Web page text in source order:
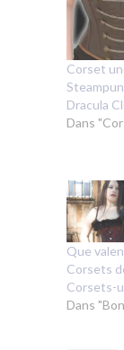
Corset
Dracula
Dans
Que
Corsets
Corsets-
Dans